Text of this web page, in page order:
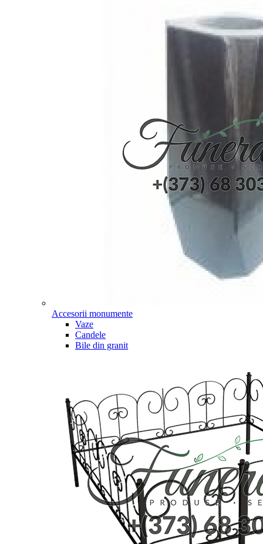
Accesorii monumente
Vaze
Candele
Bile din granit